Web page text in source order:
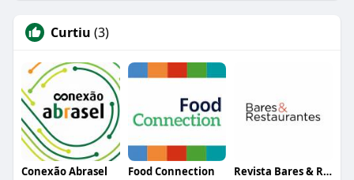
Curtiu (3)
Conexão Abrasel Food Connection Revista Bares & Restaurantes